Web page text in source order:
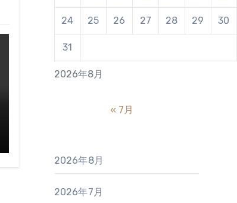
2026年8月
24 25 26 27 28 29 30
31
« 7月
2026年8月
2026年7月